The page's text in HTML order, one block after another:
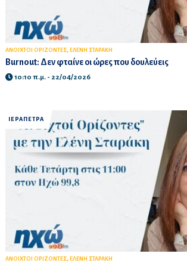
ΑΝΟΙΧΤΟΙ ΟΡΙΖΟΝΤΕΣ, ΕΛΕΝΗ ΣΤΑΡΑΚΗ
Burnout: Δεν φταίνε οι ώρες που δουλεύεις
10:10 π.μ. - 22/04/2026
ΙΕΡΑΠΕΤΡΑ
ΑΝΟΙΧΤΟΙ ΟΡΙΖΟΝΤΕΣ, ΕΛΕΝΗ ΣΤΑΡΑΚΗ